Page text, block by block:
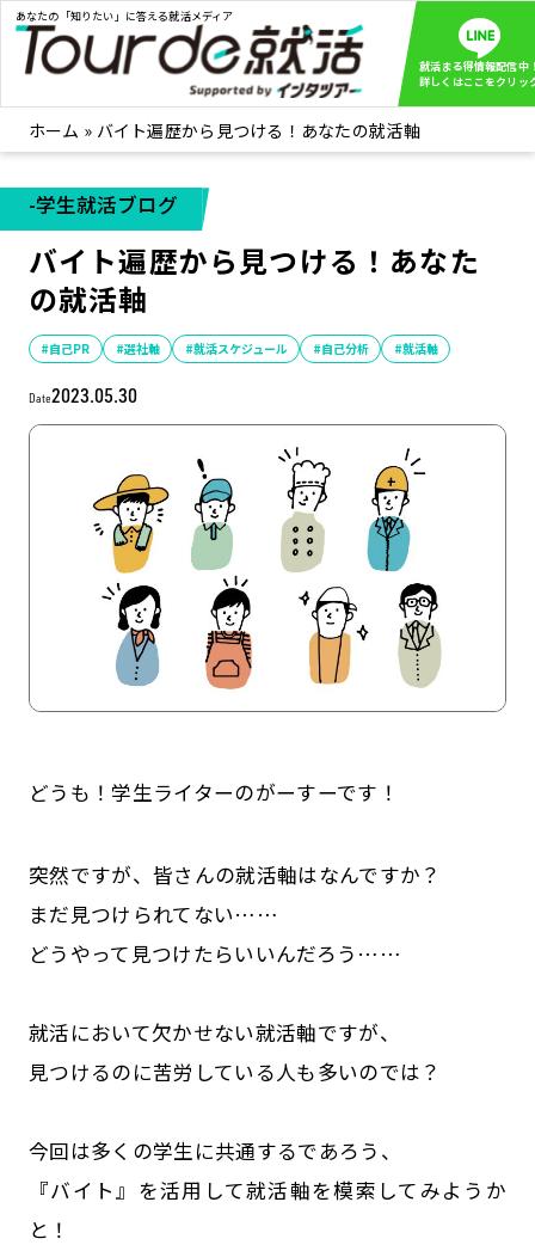
あなたの「知りたい」に答える就活メディア
就活まる得情報配信中
詳しくはここをクリッ
就活ノウハウ 全て見る
企業まる見え！特捜部
みんなが知らない企業の裏側を徹底調査！
インタツアー活動レポ 全て見る
インタツアーを使ってどうだった？OBOG成功談
社会人インタビュー 全て見る
社会人になった今、就活を振り返ってみた
学生就活ブログ 全て見る
学生ライターが教える、今就活でやるべきこと
企業・業界研究はインタツアー
インタツアー活用法
LINE登録
プライバシーポリシー
ホーム » バイト遍歴から見つける！あなたの就活軸
-学生就活ブログ
バイト遍歴から見つける！あなた
の就活軸
#自己PR #選社軸 #就活スケジュール #自己分析 #就活軸
Date2023.05.30
どうも！学生ライターのがーすーです！
突然ですが、皆さんの就活軸はなんですか？
まだ見つけられてない……
どうやって見つけたらいいんだろう……
就活において欠かせない就活軸ですが、
見つけるのに苦労している人も多いのでは？
今回は多くの学生に共通するであろう、
『バイト』を活用して就活軸を模索してみようか
と！